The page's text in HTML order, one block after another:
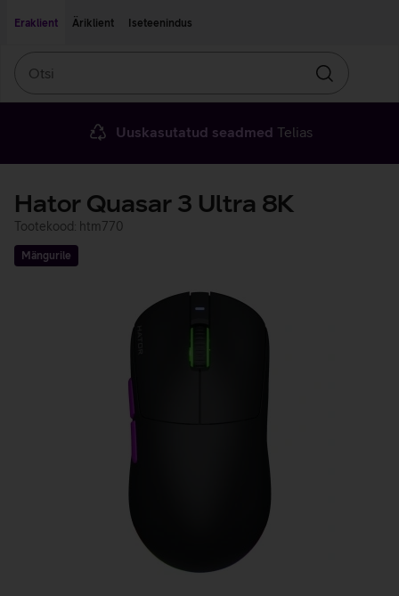
Eraklient
Äriklient Iseteenindus
Otsin
Uuskasutatud seadmed Telias
Hator Quasar 3 Ultra 8K
Tootekood: htm770
Mängurile